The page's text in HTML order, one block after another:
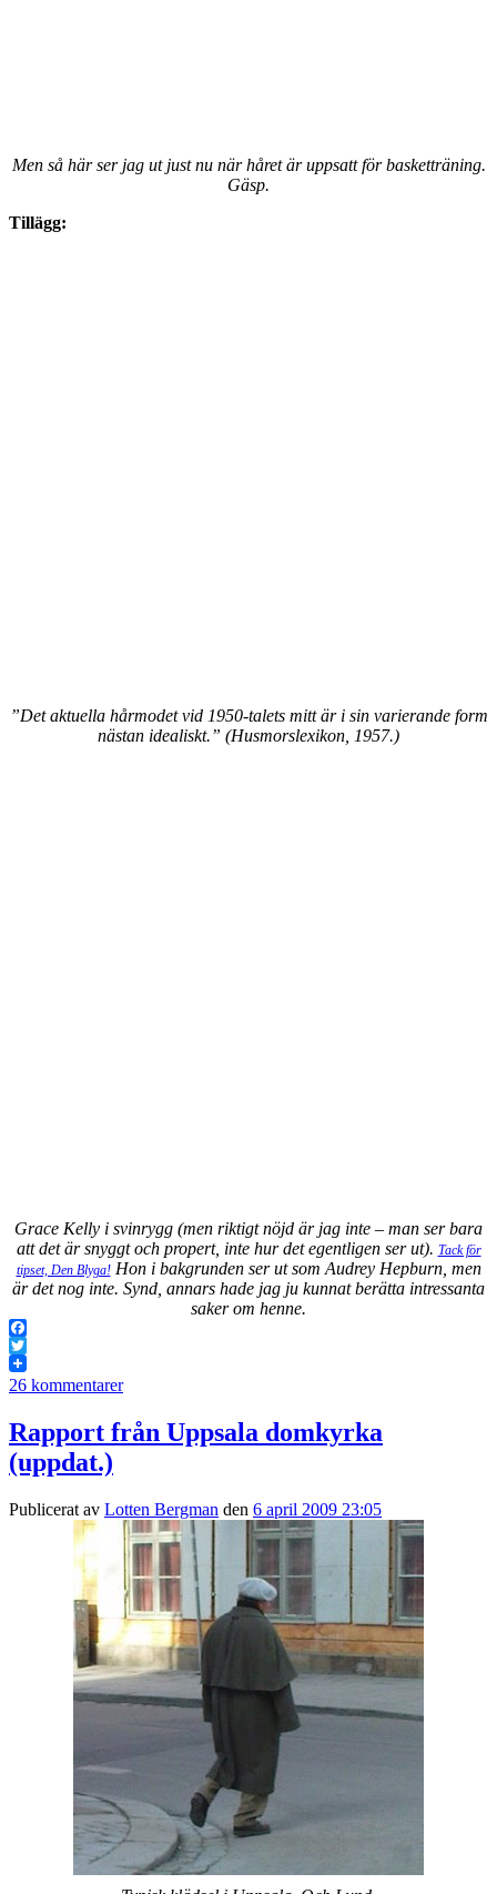
Men så här ser jag ut just nu när håret är uppsatt för basketträning.
Gäsp.
Tillägg:
”Det aktuella hårmodet vid 1950-talets mitt är i sin varierande form
nästan idealiskt.” (Husmorslexikon, 1957.)
Grace Kelly i svinrygg (men riktigt nöjd är jag inte – man ser bara
att det är snyggt och propert, inte hur det egentligen ser ut). Tack för
tipset, Den Blyga!Hon i bakgrunden ser ut som Audrey Hepburn, men
är det nog inte. Synd, annars hade jag ju kunnat berätta intressanta
saker om henne.
Facebook
Twitter
26 kommentarer
Rapport från Uppsala domkyrka
(uppdat.)
Publicerat av Lotten Bergman den 6 april 2009 23:05